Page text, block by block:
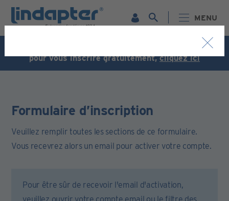
MENU
Webinaire live - 7 octobre. Pour plus d'informations et
pour vous inscrire gratuitement,cliquez ici
Formulaire d’inscription
Veuillez remplir toutes les sections de ce formulaire.
Vous recevrez alors un email pour activer votre compte.
Pour être sûr de recevoir l'email d'activation,